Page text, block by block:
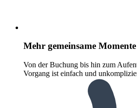
Mehr gemeinsame Momente
Von der Buchung bis hin zum
Vorgang ist einfach und